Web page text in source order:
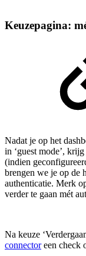
Keuzepagina:
Nadat je op het
in ‘guest mode’,
(indien
brengen we je op de
authenticatie. Merk
verder te gaan mét
Na keuze
connectoreen check